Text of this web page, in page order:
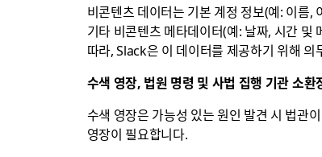
비콘텐츠 데이터는 기본 계정 정보(예: 이름,
기타 비콘텐츠 메타데이터(예: 날짜, 시간
따라, Slack은 이 데이터를 제공하기 위해
수색 영장, 법원 명령 및 사법 집행 기관 소
수색 영장은 가능성 있는 원인 발견 시 법관
영장이 필요합니다.